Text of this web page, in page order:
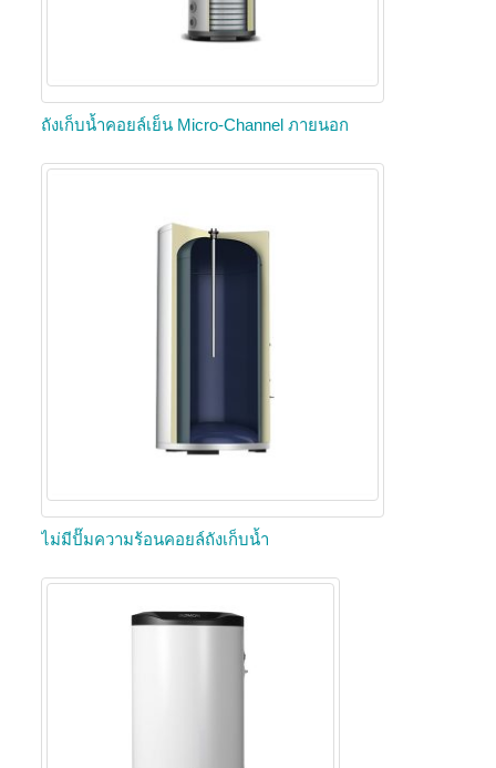
ถังเก็บน้ำคอยล์เย็น Micro-Channel ภายนอก
ไม่มีปั๊มความร้อนคอยล์ถังเก็บน้ำ